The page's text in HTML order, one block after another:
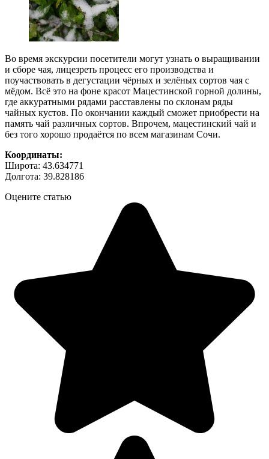
Во время экскурсии посетители могут узнать о выращивании
и сборе чая, лицезреть процесс его производства и
поучаствовать в дегустации чёрных и зелёных сортов чая с
мёдом. Всё это на фоне красот Мацестинской горной долины,
где аккуратными рядами расставлены по склонам ряды
чайных кустов. По окончании каждый сможет приобрести на
память чай различных сортов. Впрочем, мацестинский чай и
без того хорошо продаётся по всем магазинам Сочи.
Координаты:
Широта: 43.634771
Долгота: 39.828186
Оцените статью